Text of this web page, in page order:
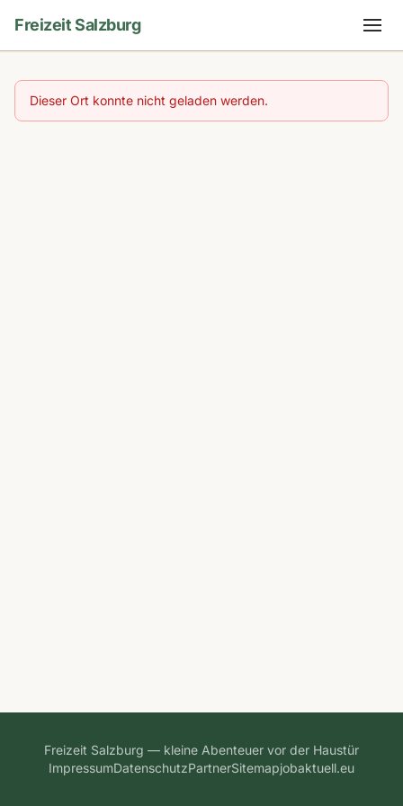
Freizeit Salzburg
Dieser Ort konnte nicht geladen werden.
Freizeit Salzburg — kleine Abenteuer vor der Haustür
ImpressumDatenschutzPartnerSitemapjobaktuell.eu